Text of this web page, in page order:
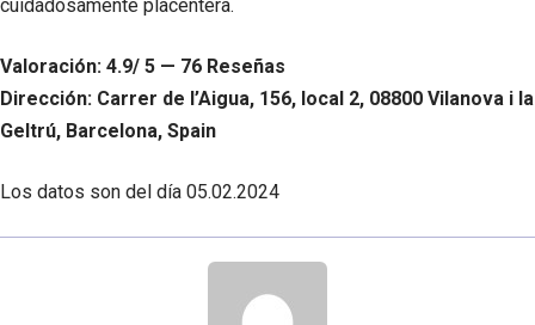
cuidadosamente placentera.
Valoración: 4.9/ 5 — 76 Reseñas
Dirección: Carrer de l’Aigua, 156, local 2, 08800 Vilanova i la
Geltrú, Barcelona, Spain
Los datos son del día 05.02.2024